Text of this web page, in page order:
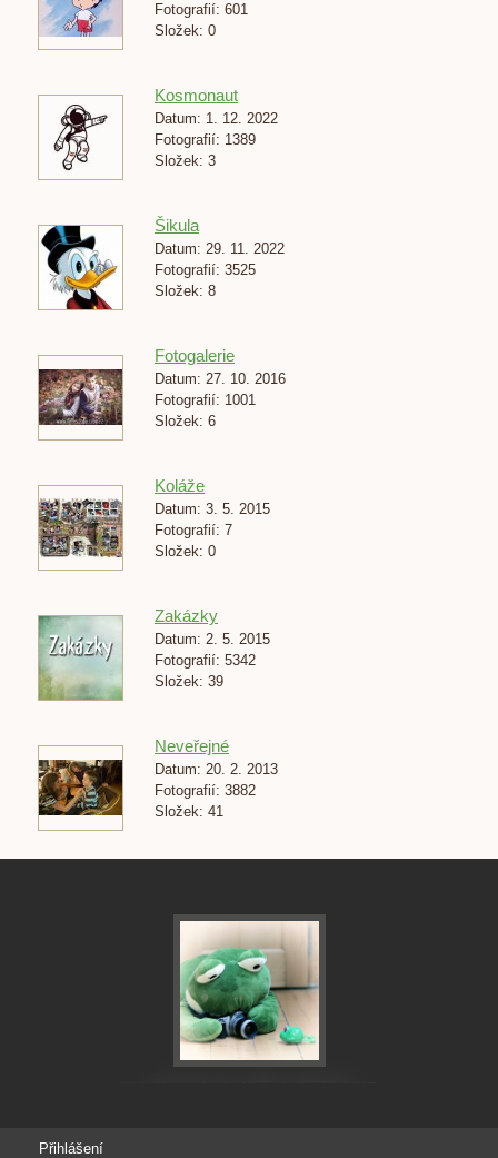
Fotografií: 601
Složek: 0
Kosmonaut
Datum: 1. 12. 2022
Fotografií: 1389
Složek: 3
Šikula
Datum: 29. 11. 2022
Fotografií: 3525
Složek: 8
Fotogalerie
Datum: 27. 10. 2016
Fotografií: 1001
Složek: 6
Koláže
Datum: 3. 5. 2015
Fotografií: 7
Složek: 0
Zakázky
Datum: 2. 5. 2015
Fotografií: 5342
Složek: 39
Neveřejné
Datum: 20. 2. 2013
Fotografií: 3882
Složek: 41
Přihlášení